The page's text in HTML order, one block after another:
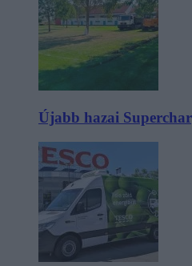
Újabb hazai